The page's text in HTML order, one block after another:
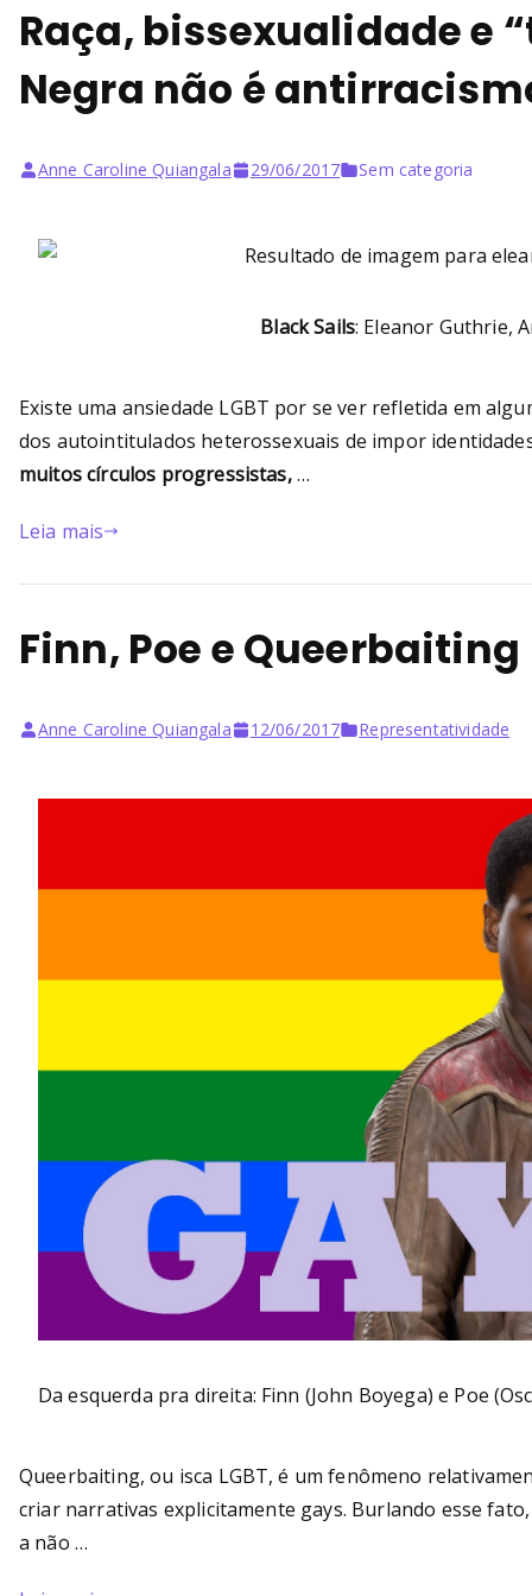
Raça, bissexualidade e
Negra não é
Anne Caroline Quiangala 29/06/2017 Sem categoria
Black Sails: Eleanor Guthrie,
Existe uma ansiedade LGBT por se ver refletida em
dos autointitulados heterossexuais de impor
muitos círculos progressistas,…
Leia mais
Finn, Poe e Queerbaiting
Anne Caroline Quiangala 12/06/2017 Representatividade
Da esquerda pra direita: Finn (John Boyega) e Poe
Queerbaiting, ou isca LGBT, é um fenômeno
criar narrativas explicitamente gays. Burlando esse
a não …